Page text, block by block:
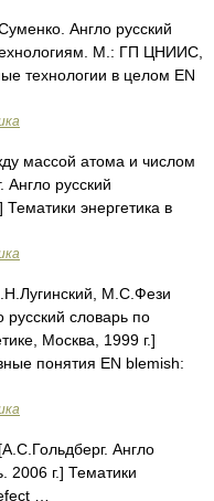
Англо русский
М.: ГП ЦНИИС,
технологии в целом EN
массой атома и числом
Англо русский
Тематики энергетика в
М.С.Фези
словарь по
Москва, 1999 г.]
понятия EN blemish:
Англо
2006 г.] Тематики
…